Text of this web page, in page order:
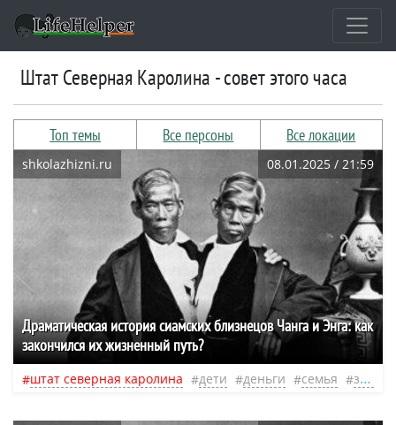
штат Северная Каролина - совет этого часа
Топ темы Все персоны Все локации
shkolazhizni.ru 08.01.2025 / 21:59
Драматическая история сиамских близнецов Чанга и Энга: как
закончился их жизненный путь?
штат северная каролина дети деньги семья знаменитости